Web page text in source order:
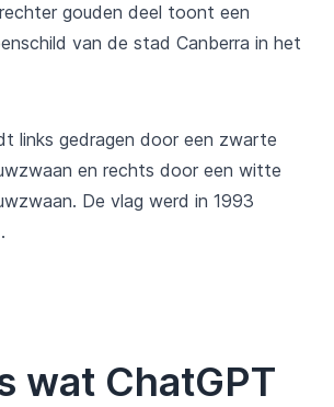
gouden deel toont een
van de stad Canberra in het
links gedragen door een zwarte
en rechts door een witte
De vlag werd in 1993
wat ChatGPT